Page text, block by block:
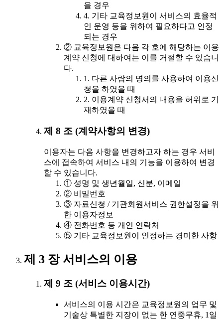
을 경우
4. 기타 교육정보원이 서비스의 효율적
인 운영 등을 위하여 필요하다고 인정
되는 경우
② 교육정보원은 다음 각 호에 해당하는 이용
계약 신청에 대하여는 이를 거절할 수 있습니
다.
1. 다른 사람의 명의를 사용하여 이용신
청을 하였을 때
2. 이용계약 신청서의 내용을 허위로 기
재하였을 때
제 8 조 (계약사항의 변경)
이용자는 다음 사항을 변경하고자 하는 경우 서비
스에 접속하여 서비스 내의 기능을 이용하여 변경
할 수 있습니다.
① 성명 및 생년월일, 신분, 이메일
② 비밀번호
③ 자료신청 / 기관회원서비스 권한설정을 위
한 이용자정보
④ 전화번호 등 개인 연락처
⑤ 기타 교육정보원이 인정하는 경미한 사항
제 3 장 서비스의 이용
제 9 조 (서비스 이용시간)
서비스의 이용 시간은 교육정보원의 업무 및
기술상 특별한 지장이 없는 한 연중무휴, 1일